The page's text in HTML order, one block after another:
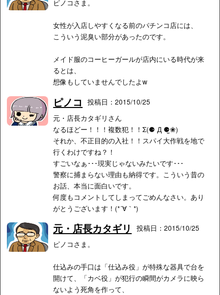
ピノコさま。
女性が入店しやすくなる前のパチンコ店には、
こういう泥臭い部分があったのです。
メイド服のコーヒーガールが店内にいる時代が来
るとは、
想像もしていませんでしたよw
ピノコ
投稿日：2015/10/25
元・店長カタギリさん
なるほどー！！！複数犯！！Σ(⚈ Д ⚈̫❀)
それか、不正目的の入社！！スパイ大作戦を地で
行くわけですね？！
すごいなぁ･･･現実じゃないみたいです･･･
警察に捕まらない理由も納得です。こういう昔の
お話、本当に面白いです。
何度もコメントしてしまってごめんなさい。あり
がとうございます！(*´∀｀*)
元・店長カタギリ
投稿日：2015/10/25
ピノコさま。
仕込みの手口は「仕込み役」が特殊な器具で台を
開けて、「カベ役」が犯行の瞬間がカメラに映ら
ないよう死角を作って、